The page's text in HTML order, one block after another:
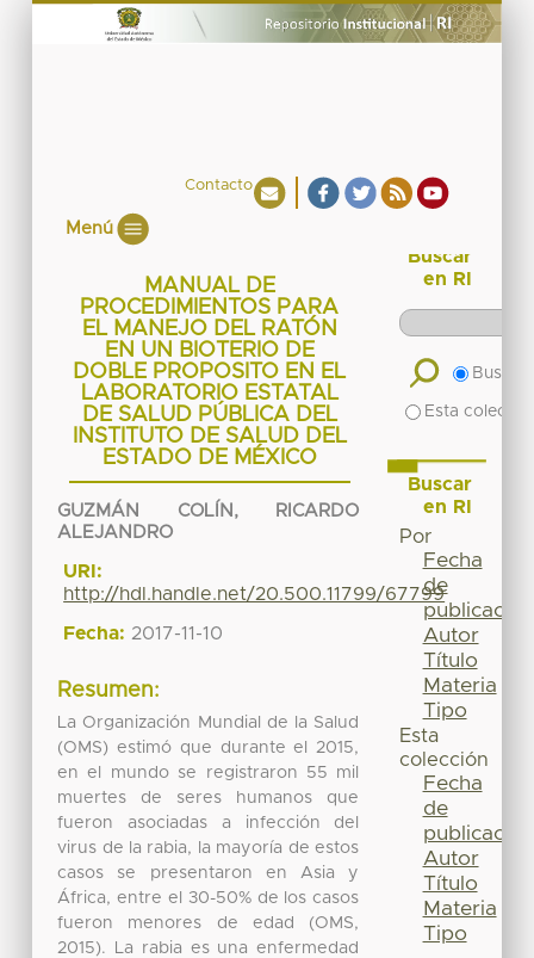
Contacto
Menú
MANUAL DE
PROCEDIMIENTOS PARA
EL MANEJO DEL RATÓN
EN UN BIOTERIO DE
DOBLE PROPOSITO EN EL
LABORATORIO ESTATAL
DE SALUD PÚBLICA DEL
INSTITUTO DE SALUD DEL
ESTADO DE MÉXICO
GUZMÁN COLÍN, RICARDO
ALEJANDRO
URI:
http://hdl.handle.net/20.500.11799/67799
Fecha: 2017-11-10
Resumen:
La Organización Mundial de la Salud
(OMS) estimó que durante el 2015,
en el mundo se registraron 55 mil
muertes de seres humanos que
fueron asociadas a infección del
virus de la rabia, la mayoría de estos
casos se presentaron en Asia y
África, entre el 30-50% de los casos
fueron menores de edad (OMS,
2015). La rabia es una enfermedad
Buscar
en RI
Buscar
Esta
Buscar
en RI
Por
Fecha
de
publicación
Autor
Título
Materia
Tipo
Esta
colección
Fecha
de
publicación
Autor
Título
Materia
Tipo